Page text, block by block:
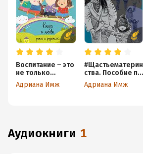
Воспитание – это
не только
контроль. Книга
о любви детей и
Адриана Имж
#Щастьематерин
ства. Пособие по
выживанию для
мамы
Адриана Имж
аудиокниги 1